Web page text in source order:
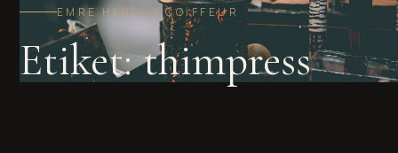
EMRE HERGÜL COIFFEUR
Etiket:thimpress